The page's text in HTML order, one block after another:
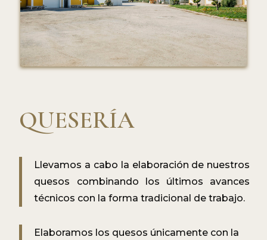
QUESERÍA
Llevamos a cabo la elaboración de nuestros
quesos combinando los últimos avances
técnicos con la forma tradicional de trabajo.
Elaboramos los quesos únicamente con la